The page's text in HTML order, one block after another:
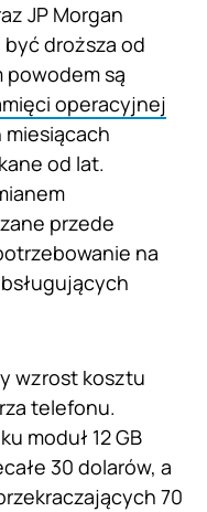
JP Morgan
być droższa od
powodem są
operacyjnej
od lat.
przede
na
wzrost kosztu
telefonu.
moduł 12 GB
30 dolarów, a
70